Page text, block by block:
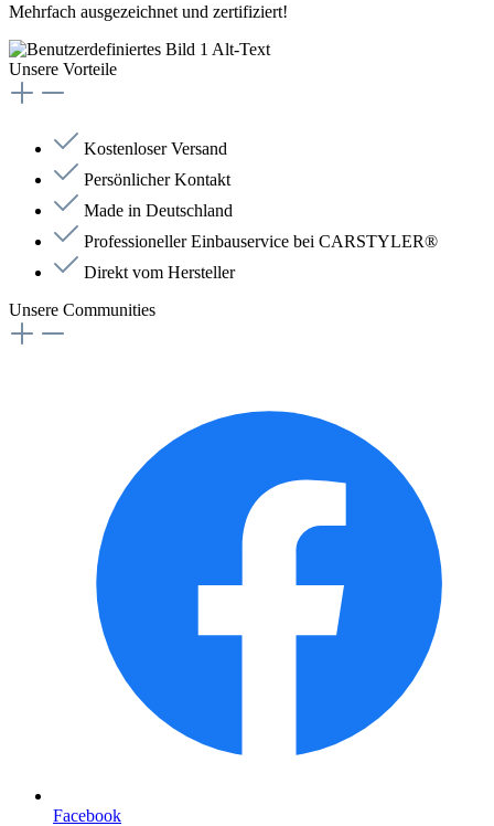
Mehrfach ausgezeichnet und zertifiziert!
Unsere Vorteile
Kostenloser Versand
Persönlicher Kontakt
Made in Deutschland
Professioneller Einbauservice bei CARSTYLER®
Direkt vom Hersteller
Unsere Communities
Facebook